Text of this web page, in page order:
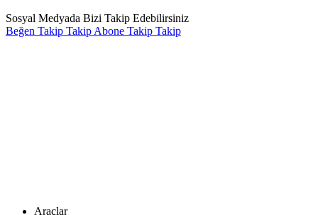
Sosyal Medyada Bizi Takip Edebilirsiniz
Beğen Takip Takip Abone Takip Takip
Araçlar